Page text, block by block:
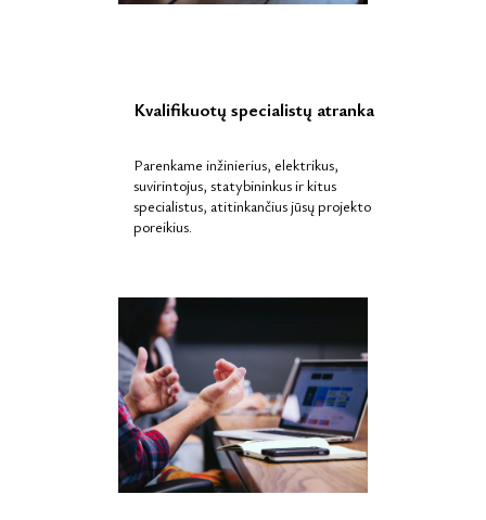
Kvalifikuotų specialistų atranka
Parenkame inžinierius, elektrikus,
suvirintojus, statybininkus ir kitus
specialistus, atitinkančius jūsų projekto
poreikius.